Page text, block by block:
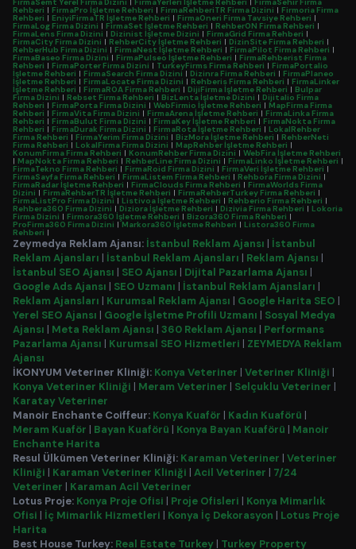
FirmaSemt Yerel Firma Dizini | FirmaYerleri İşletme Rehberi | FirmaSehir Firma
Rehberi | FirmaPro İşletme Rehberi | FirmaRehberiTR Firma Dizini | Firmoria Firma
Rehberi | EniyiFirmaTR İşletme Rehberi | FirmaOneri Firma Tavsiye Rehberi |
FirmaLog Firma Dizini | FirmaSet İşletme Rehberi | RehberON Firma Rehberi |
FirmaLens Firma Dizini | Dizinist İşletme Dizini | FirmaGrid Firma Rehberi |
FirmaCity Firma Dizini | RehberCity İşletme Rehberi | DizinSite Firma Rehberi |
RehberHub Firma Dizini | FirmaNest İşletme Rehberi | FirmaPilot Firma Rehberi |
FirmaBaseo Firma Dizini | FirmaPulseo İşletme Rehberi | FirmaRehberist Firma
Rehberi | FirmaPorter Firma Dizini | TurkeyFirms Firma Rehberi | FirmaPortalio
İşletme Rehberi | FirmaSearch Firma Dizini | Dizinra Firma Rehberi | FirmaPlaneo
İşletme Rehberi | FirmaLocate Firma Dizini | Rehberis Firma Rehberi | FirmaLinker
İşletme Rehberi | FirmaROA Firma Rehberi | DijiFirma İşletme Rehberi | Bulpar
Firma Dizini | Rebset Firma Rehberi | BizLenta İşletme Dizini | Dijitalio Firma
Rehberi | FirmaPorta Firma Dizini | WebFirmio İşletme Rehberi | MapFirma Firma
Rehberi | FirmaVita Firma Dizini | FirmaArena İşletme Rehberi | FirmaLinka Firma
Rehberi | FirmaBulut Firma Dizini | FirmaKey İşletme Rehberi | FirmaNokta Firma
Rehberi | FirmaDurak Firma Dizini | FirmaRota İşletme Rehberi | LokalRehber
Firma Rehberi | FirmaYerim Firma Dizini | BizMora İşletme Rehberi | RehberNeti
Firma Rehberi | LokalFirma Firma Dizini | MapRehber İşletme Rehberi |
KonumFirma Firma Rehberi | KonumRehber Firma Dizini | WebFira İşletme Rehberi
| MapNokta Firma Rehberi | RehberLine Firma Dizini | FirmaLinko İşletme Rehberi |
FirmaTekno Firma Rehberi | FirmaRoid Firma Dizini | FirmaVeri İşletme Rehberi |
FirmaSayfa Firma Rehberi | FirmaListem Firma Rehberi | Rehbora Firma Dizini |
FirmaRadar İşletme Rehberi | FirmaClouds Firma Rehberi | FirmaWorlds Firma
Dizini | FirmaRehberTR İşletme Rehberi | FirmaRehberTurkey Firma Rehberi |
FirmaListPro Firma Dizini | Listivoa İşletme Rehberi | Rehberio Firma Rehberi |
Rehbera360 Firma Dizini | Diziora İşletme Rehberi | Dizivia Firma Rehberi | Lokoria
Firma Dizini | Firmora360 İşletme Rehberi | Bizora360 Firma Rehberi |
ProFirma360 Firma Dizini |Markora360 İşletme Rehberi | Listora360 Firma
Rehberi |
Zeymedya Reklam Ajansı: İstanbul Reklam Ajansı | İstanbul
Reklam Ajansları | İstanbul Reklam Ajansları | Reklam Ajansı |
İstanbul SEO Ajansı | SEO Ajansı | Dijital Pazarlama Ajansı |
Google Ads Ajansı | SEO Uzmanı | İstanbul Reklam Ajansları |
Reklam Ajansları | Kurumsal Reklam Ajansı | Google Harita SEO |
Yerel SEO Ajansı | Google İşletme Profili Uzmanı | Sosyal Medya
Ajansı | Meta Reklam Ajansı | 360 Reklam Ajansı | Performans
Pazarlama Ajansı | Kurumsal SEO Hizmetleri | ZEYMEDYA Reklam
Ajansı
İKONYUM Veteriner Kliniği: Konya Veteriner | Veteriner Kliniği |
Konya Veteriner Kliniği | Meram Veteriner | Selçuklu Veteriner |
Karatay Veteriner
Manoir Enchante Coiffeur: Konya Kuaför | Kadın Kuaförü |
Meram Kuaför | Bayan Kuaförü | Konya Bayan Kuaförü | Manoir
Enchante Harita
Resul Ülkümen Veteriner Kliniği: Karaman Veteriner | Veteriner
Kliniği | Karaman Veteriner Kliniği | Acil Veteriner | 7/24
Veteriner | Karaman Acil Veteriner
Lotus Proje: Konya Proje Ofisi | Proje Ofisleri | Konya Mimarlık
Ofisi | İç Mimarlık Hizmetleri | Konya İç Dekorasyon | Lotus Proje
Harita
Best House Turkey: Real Estate Turkey | Turkey Property